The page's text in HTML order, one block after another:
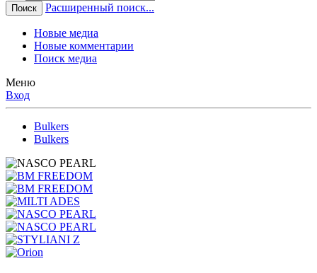
Поиск Расширенный поиск...
Новые медиа
Новые комментарии
Поиск медиа
Меню
Вход
Bulkers
Bulkers